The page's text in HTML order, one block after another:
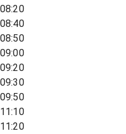
08:20
08:40
08:50
09:00
09:20
09:30
09:50
11:10
11:20